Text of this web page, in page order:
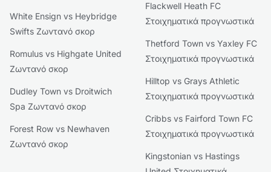
White Ensign vs Heybridge
Swifts Ζωντανό σκορ
Romulus vs Highgate United
Ζωντανό σκορ
Dudley Town vs Droitwich
Spa Ζωντανό σκορ
Forest Row vs Newhaven
Ζωντανό σκορ
Flackwell Heath FC
Στοιχηματικά προγνωστικά
Thetford Town vs Yaxley FC
Στοιχηματικά προγνωστικά
Hilltop vs Grays Athletic
Στοιχηματικά προγνωστικά
Cribbs vs Fairford Town FC
Στοιχηματικά προγνωστικά
Kingstonian vs Hastings